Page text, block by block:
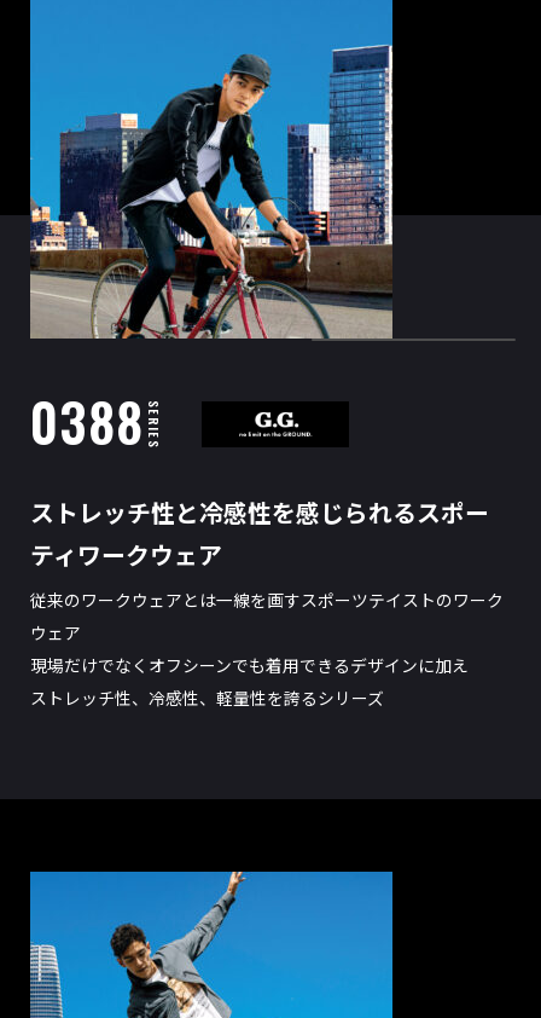
0388SERIES
ストレッチ性と冷感性を感じられるスポー
ティワークウェア
従来のワークウェアとは一線を画すスポーツテイストのワーク
ウェア
現場だけでなくオフシーンでも着用できるデザインに加え
ストレッチ性、冷感性、軽量性を誇るシリーズ